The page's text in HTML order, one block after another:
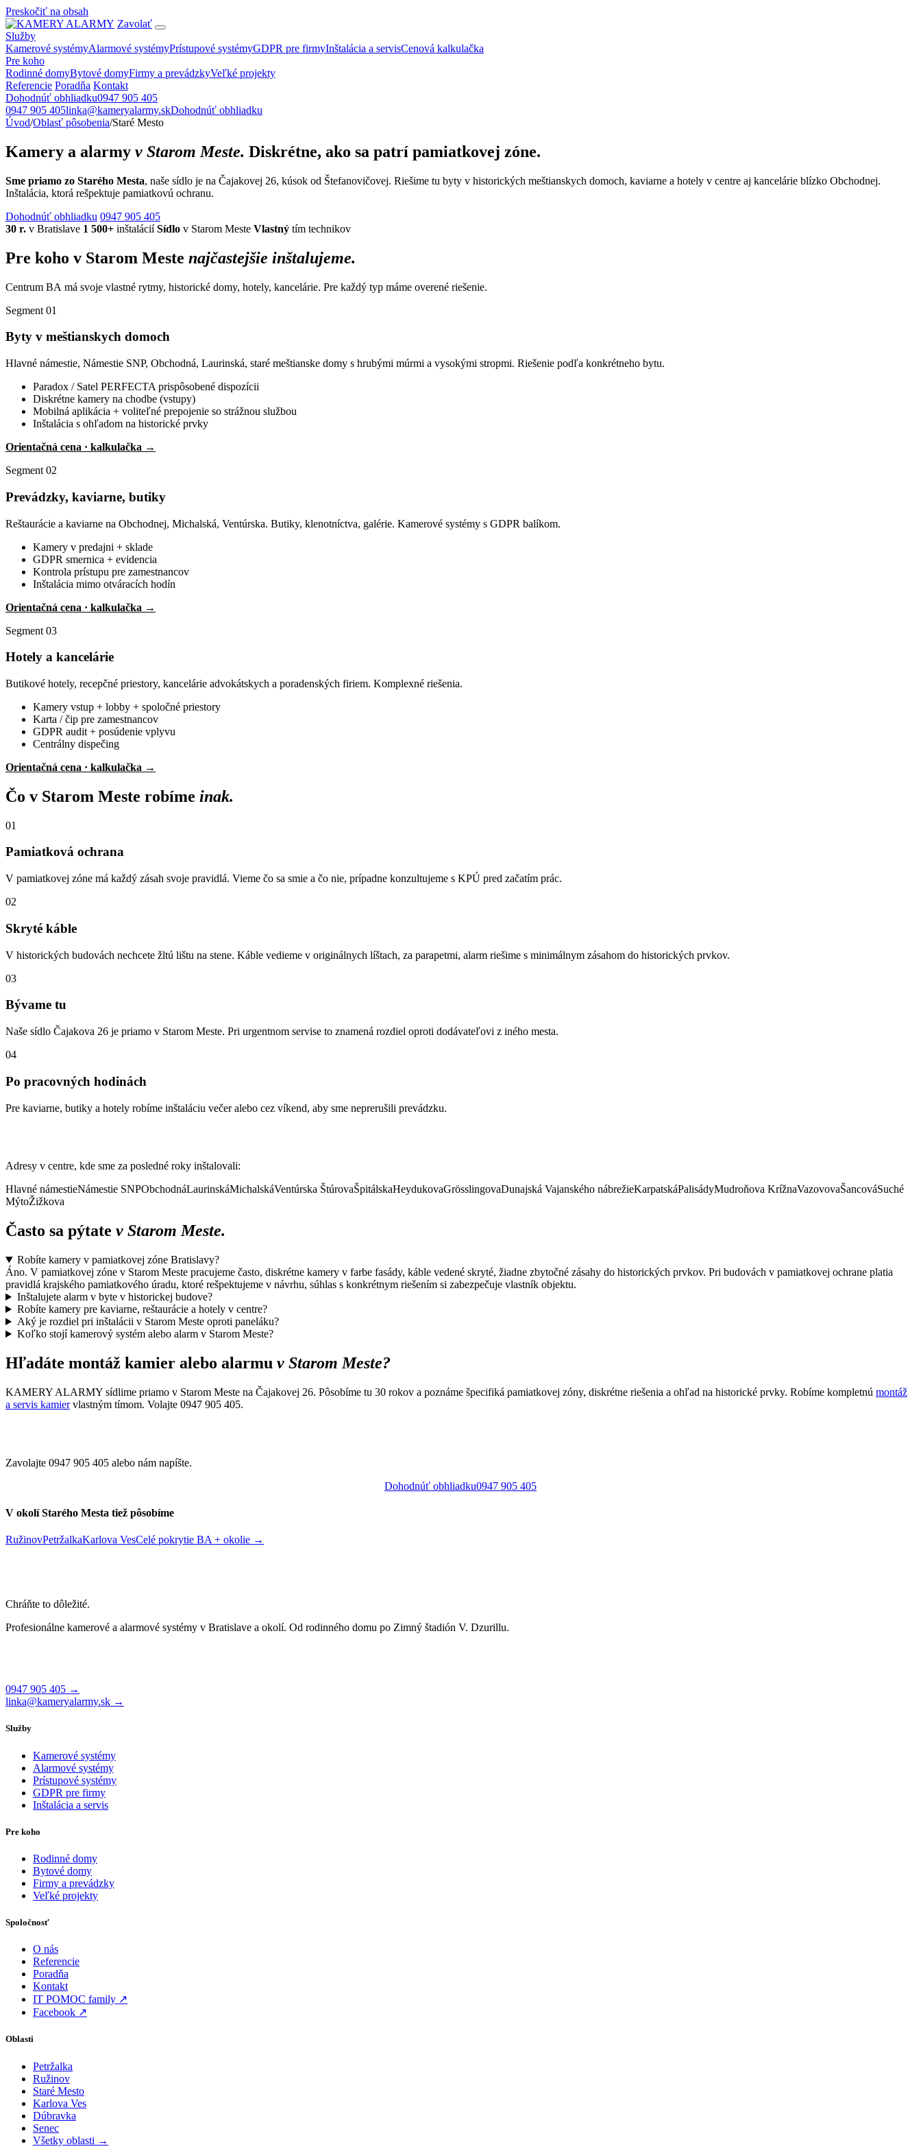
Preskočiť na obsah
Zavolať
Služby
Kamerové systémyAlarmové systémyPrístupové systémyGDPR pre firmyInštalácia a servisCenová kalkulačka
Pre koho
Rodinné domyBytové domyFirmy a prevádzkyVeľké projekty
Referencie Poradňa Kontakt
Dohodnúť obhliadku0947 905 405
0947 905 405linka@kameryalarmy.skDohodnúť obhliadku
Úvod/Oblasť pôsobenia/Staré Mesto
Kamery a alarmy v Starom Meste. Diskrétne, ako sa patrí pamiatkovej zóne.
Sme priamo zo Starého Mesta, naše sídlo je na Čajakovej 26, kúsok od Štefanovičovej. Riešime tu byty v historických meštianskych domoch, kaviarne a hotely v centre aj kancelárie blízko Obchodnej.
Inštalácia, ktorá rešpektuje pamiatkovú ochranu.
Dohodnúť obhliadku 0947 905 405
30 r. v Bratislave 1 500+ inštalácií Sídlo v Starom Meste Vlastný tím technikov
Pre koho v Starom Meste najčastejšie inštalujeme.
Centrum BA má svoje vlastné rytmy, historické domy, hotely, kancelárie. Pre každý typ máme overené riešenie.
Segment 01
Byty v meštianskych domoch
Hlavné námestie, Námestie SNP, Obchodná, Laurinská, staré meštianske domy s hrubými múrmi a vysokými stropmi. Riešenie podľa konkrétneho bytu.
Paradox / Satel PERFECTA prispôsobené dispozícii
Diskrétne kamery na chodbe (vstupy)
Mobilná aplikácia + voliteľné prepojenie so strážnou službou
Inštalácia s ohľadom na historické prvky
Orientačná cena · kalkulačka →
Segment 02
Prevádzky, kaviarne, butiky
Reštaurácie a kaviarne na Obchodnej, Michalská, Ventúrska. Butiky, klenotníctva, galérie. Kamerové systémy s GDPR balíkom.
Kamery v predajni + sklade
GDPR smernica + evidencia
Kontrola prístupu pre zamestnancov
Inštalácia mimo otváracích hodín
Orientačná cena · kalkulačka →
Segment 03
Hotely a kancelárie
Butikové hotely, recepčné priestory, kancelárie advokátskych a poradenských firiem. Komplexné riešenia.
Kamery vstup + lobby + spoločné priestory
Karta / čip pre zamestnancov
GDPR audit + posúdenie vplyvu
Centrálny dispečing
Orientačná cena · kalkulačka →
Čo v Starom Meste robíme inak.
01
Pamiatková ochrana
V pamiatkovej zóne má každý zásah svoje pravidlá. Vieme čo sa smie a čo nie, prípadne konzultujeme s KPÚ pred začatím prác.
02
Skryté káble
V historických budovách nechcete žltú lištu na stene. Káble vedieme v originálnych líštach, za parapetmi, alarm riešime s minimálnym zásahom do historických prvkov.
03
Bývame tu
Naše sídlo Čajakova 26 je priamo v Starom Meste. Pri urgentnom servise to znamená rozdiel oproti dodávateľovi z iného mesta.
04
Po pracovných hodinách
Pre kaviarne, butiky a hotely robíme inštaláciu večer alebo cez víkend, aby sme neprerušili prevádzku.
Adresy v centre, kde sme za posledné roky inštalovali:
Hlavné námestieNámestie SNPObchodnáLaurinskáMichalskáVentúrska ŠtúrovaŠpitálskaHeydukovaGrösslingovaDunajská Vajanského nábrežieKarpatskáPalisádyMudroňova KrížnaVazovovaŠancováSuché
MýtoŽižkova
Často sa pýtate v Starom Meste.
Robíte kamery v pamiatkovej zóne Bratislavy?
Áno. V pamiatkovej zóne v Starom Meste pracujeme často, diskrétne kamery v farbe fasády, káble vedené skryté, žiadne zbytočné zásahy do historických prvkov. Pri budovách v pamiatkovej ochrane platia
pravidlá krajského pamiatkového úradu, ktoré rešpektujeme v návrhu, súhlas s konkrétnym riešením si zabezpečuje vlastník objektu.
Inštalujete alarm v byte v historickej budove?
Robíte kamery pre kaviarne, reštaurácie a hotely v centre?
Aký je rozdiel pri inštalácii v Starom Meste oproti paneláku?
Koľko stojí kamerový systém alebo alarm v Starom Meste?
Hľadáte montáž kamier alebo alarmu v Starom Meste?
KAMERY ALARMY sídlime priamo v Starom Meste na Čajakovej 26. Pôsobíme tu 30 rokov a poznáme špecifiká pamiatkovej zóny, diskrétne riešenia a ohľad na historické prvky. Robíme kompletnú montáž
a servis kamiervlastným tímom. Volajte 0947 905 405.
Zavolajte 0947 905 405 alebo nám napíšte.
Dohodnúť obhliadku0947 905 405
V okolí Starého Mesta tiež pôsobíme
RužinovPetržalkaKarlova VesCelé pokrytie BA + okolie →
Chráňte to dôležité.
Profesionálne kamerové a alarmové systémy v Bratislave a okolí. Od rodinného domu po Zimný štadión V. Dzurillu.
0947 905 405 →
linka@kameryalarmy.sk →
Služby
Kamerové systémy
Alarmové systémy
Prístupové systémy
GDPR pre firmy
Inštalácia a servis
Pre koho
Rodinné domy
Bytové domy
Firmy a prevádzky
Veľké projekty
Spoločnosť
O nás
Referencie
Poradňa
Kontakt
IT POMOC family ↗
Facebook ↗
Oblasti
Petržalka
Ružinov
Staré Mesto
Karlova Ves
Dúbravka
Senec
Všetky oblasti →